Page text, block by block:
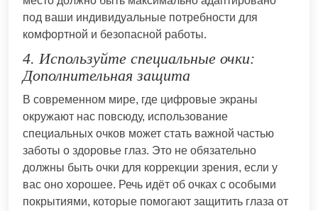
под ваши индивидуальные потребности для
комфортной и безопасной работы.
4. Используйте специальные очки:
Дополнительная защита
В современном мире, где цифровые экраны
окружают нас повсюду, использование
специальных очков может стать важной частью
заботы о здоровье глаз. Это не обязательно
должны быть очки для коррекции зрения, если у
вас оно хорошее. Речь идёт об очках с особыми
покрытиями, которые помогают защитить глаза от